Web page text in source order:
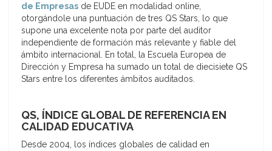
de Empresas de EUDE en modalidad online,
otorgándole una puntuación de tres QS Stars, lo que
supone una excelente nota por parte del auditor
independiente de formación más relevante y fiable del
ámbito internacional. En total, la Escuela Europea de
Dirección y Empresa ha sumado un total de diecisiete QS
Stars entre los diferentes ámbitos auditados.
QS, ÍNDICE GLOBAL DE REFERENCIA EN
CALIDAD EDUCATIVA
Desde 2004, los índices globales de calidad en